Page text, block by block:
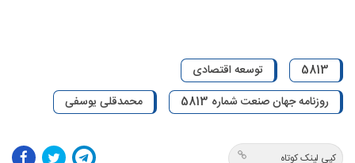
5813
توسعه اقتصادی
روزنامه جهان صنعت شماره 5813
محمدقلی یوسفی
کپی لینک کوتاه